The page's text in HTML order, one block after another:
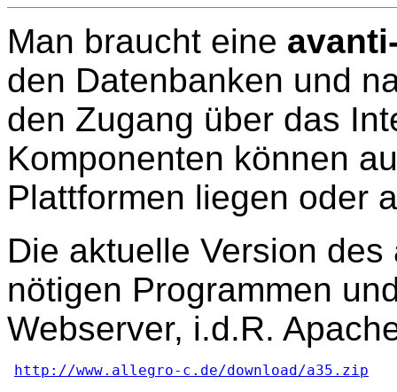
Man braucht eine
den Datenbanken und
den Zugang über das
Komponenten können
Plattformen liegen oder
Die aktuelle Version
nötigen Programmen
Webserver, i.d.R.
http://www.allegro-c.de/download/a35.zip